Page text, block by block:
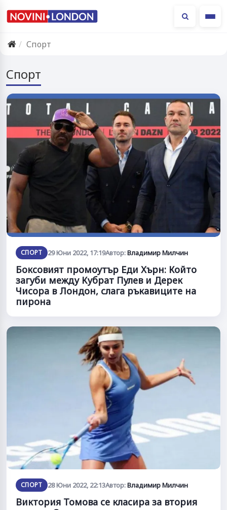
Спорт
Спорт
СПОРТ 29 Юни 2022, 17:19Автор:Владимир Милчин
Боксовият промоутър Еди Хърн: Който
загуби между Кубрат Пулев и Дерек
Чисора в Лондон, слага ръкавиците на
пирона
СПОРТ 28 Юни 2022, 22:13Автор:Владимир Милчин
Виктория Томова се класира за втория